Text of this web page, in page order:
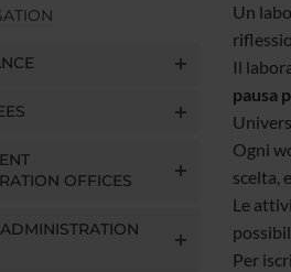
OFFICES
Un
Il
pausa
Ogni
scelta,
Le
Per